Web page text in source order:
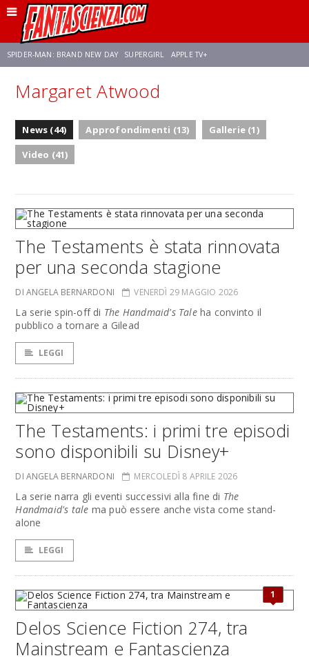
SPIDER-MAN: BRAND NEW DAY SUPERGIRL APPLE TV+
FRANCO RICCIARDIELLO ZENDAYA STAR TREK
NETFLIX SADIE SINK
Margaret Atwood
News (44) Approfondimenti (13)
Gallerie (1)
Video (41)
The Testaments è stata rinnovata
per una seconda stagione
DI ANGELA BERNARDONI VENERDÌ 29 MAGGIO 2026
La serie spin-off di The Handmaid's Taleha convinto il
pubblico a tornare a Gilead
LEGGI
The Testaments: i primi tre episodi
sono disponibili su Disney+
DI ANGELA BERNARDONI MERCOLEDÌ 8 APRILE 2026
La serie narra gli eventi successivi alla fine di The
Handmaid's tale ma può essere anche vista come stand-
alone
LEGGI
1
Delos Science Fiction 274, tra
Mainstream e Fantascienza